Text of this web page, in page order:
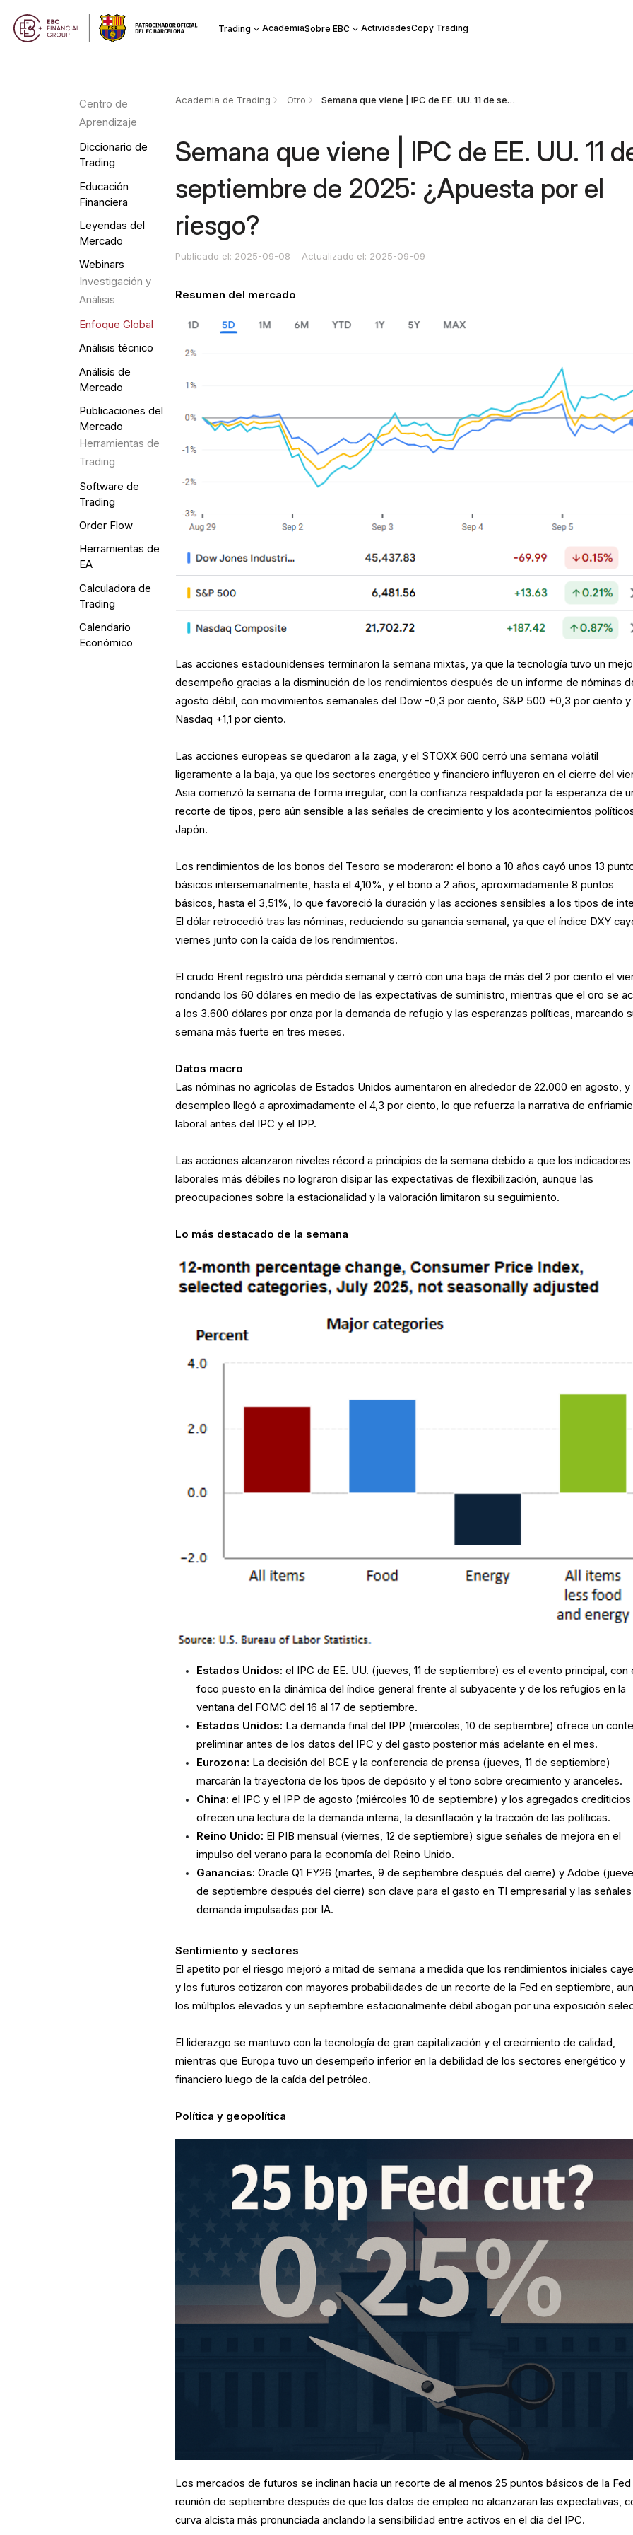
Trading AcademiaSobre EBC ActividadesCopy Trading
Centro de
Aprendizaje
Diccionario de
Trading
Educación
Financiera
Leyendas del
Mercado
Webinars
Investigación y
Análisis
Enfoque Global
Análisis técnico
Análisis de
Mercado
Publicaciones del
Mercado
Herramientas de
Trading
Software de
Trading
Order Flow
Herramientas de
EA
Calculadora de
Trading
Calendario
Económico
Academia de Trading Otro Semana que viene | IPC de EE. UU. 11 de septiembre de 2025: ¿Apuesta por el riesgo?
Semana que viene | IPC de EE. UU. 11
septiembre de 2025: ¿Apuesta por el
riesgo?
Publicado el: 2025-09-08 Actualizado el: 2025-09-09
Resumen del mercado
Las acciones estadounidenses terminaron la semana mixtas, ya que la tecnología tuvo un
desempeño gracias a la disminución de los rendimientos después de un informe de nóminas
agosto débil, con movimientos semanales del Dow -0,3 por ciento, S&P 500 +0,3 por ciento y
Nasdaq +1,1 por ciento.
Las acciones europeas se quedaron a la zaga, y el STOXX 600 cerró una semana volátil
ligeramente a la baja, ya que los sectores energético y financiero influyeron en el cierre del
Asia comenzó la semana de forma irregular, con la confianza respaldada por la esperanza de
recorte de tipos, pero aún sensible a las señales de crecimiento y los acontecimientos
Japón.
Los rendimientos de los bonos del Tesoro se moderaron: el bono a 10 años cayó unos 13
básicos intersemanalmente, hasta el 4,10%, y el bono a 2 años, aproximadamente 8 puntos
básicos, hasta el 3,51%, lo que favoreció la duración y las acciones sensibles a los tipos de
El dólar retrocedió tras las nóminas, reduciendo su ganancia semanal, ya que el índice DXY
viernes junto con la caída de los rendimientos.
El crudo Brent registró una pérdida semanal y cerró con una baja de más del 2 por ciento el
rondando los 60 dólares en medio de las expectativas de suministro, mientras que el oro se
a los 3.600 dólares por onza por la demanda de refugio y las esperanzas políticas, marcando
semana más fuerte en tres meses.
Datos macro
Las nóminas no agrícolas de Estados Unidos aumentaron en alrededor de 22.000 en agosto, y
desempleo llegó a aproximadamente el 4,3 por ciento, lo que refuerza la narrativa de
laboral antes del IPC y el IPP.
Las acciones alcanzaron niveles récord a principios de la semana debido a que los indicadores
laborales más débiles no lograron disipar las expectativas de flexibilización, aunque las
preocupaciones sobre la estacionalidad y la valoración limitaron su seguimiento.
Lo más destacado de la semana
Estados Unidos: el IPC de EE. UU. (jueves, 11 de septiembre) es el evento principal, con
foco puesto en la dinámica del índice general frente al subyacente y de los refugios en la
ventana del FOMC del 16 al 17 de septiembre.
Estados Unidos: La demanda final del IPP (miércoles, 10 de septiembre) ofrece un
preliminar antes de los datos del IPC y del gasto posterior más adelante en el mes.
Eurozona: La decisión del BCE y la conferencia de prensa (jueves, 11 de septiembre)
marcarán la trayectoria de los tipos de depósito y el tono sobre crecimiento y aranceles.
China: el IPC y el IPP de agosto (miércoles 10 de septiembre) y los agregados crediticios
ofrecen una lectura de la demanda interna, la desinflación y la tracción de las políticas.
Reino Unido: El PIB mensual (viernes, 12 de septiembre) sigue señales de mejora en el
impulso del verano para la economía del Reino Unido.
Ganancias: Oracle Q1 FY26 (martes, 9 de septiembre después del cierre) y Adobe
de septiembre después del cierre) son clave para el gasto en TI empresarial y las
demanda impulsadas por IA.
Sentimiento y sectores
El apetito por el riesgo mejoró a mitad de semana a medida que los rendimientos iniciales
y los futuros cotizaron con mayores probabilidades de un recorte de la Fed en septiembre,
los múltiplos elevados y un septiembre estacionalmente débil abogan por una exposición
El liderazgo se mantuvo con la tecnología de gran capitalización y el crecimiento de calidad,
mientras que Europa tuvo un desempeño inferior en la debilidad de los sectores energético y
financiero luego de la caída del petróleo.
Política y geopolítica
Los mercados de futuros se inclinan hacia un recorte de al menos 25 puntos básicos de la Fed
reunión de septiembre después de que los datos de empleo no alcanzaran las expectativas,
curva alcista más pronunciada anclando la sensibilidad entre activos en el día del IPC.